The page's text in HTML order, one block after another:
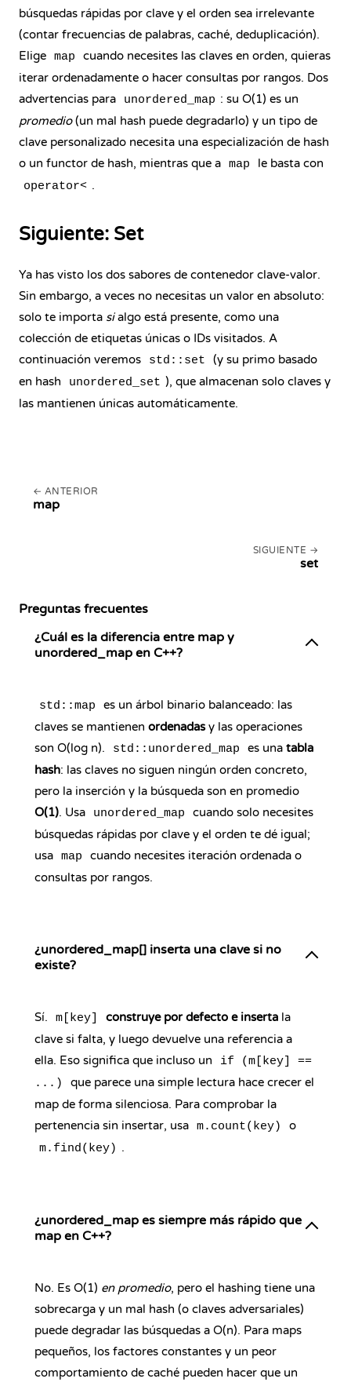
búsquedas rápidas por clave y el orden sea irrelevante
(contar frecuencias de palabras, caché, deduplicación).
Elige map
cuando necesites las claves en orden, quieras
iterar ordenadamente o hacer consultas por rangos. Dos
advertencias para
unordered_map : su O(1) es un
promedio(un mal hash puede degradarlo) y un tipo de
clave personalizado necesita una especialización de hash
o un functor de hash, mientras que a map le basta con
operator< .
Siguiente: Set
Ya has visto los dos sabores de contenedor clave-valor.
Sin embargo, a veces no necesitas un valor en absoluto:
solo te importa sialgo está presente, como una
colección de etiquetas únicas o IDs visitados. A
continuación veremos
std::set
(y su primo basado
en hash
unordered_set ), que almacenan solo claves y
las mantienen únicas automáticamente.
ANTERIOR
map
SIGUIENTE
set
Preguntas frecuentes
¿Cuál es la diferencia entre map y
unordered_map en C++?
std::map
es un árbol binario balanceado: las
claves se mantienen ordenadasy las operaciones
son O(log n).
std::unordered_map es una tabla
hash: las claves no siguen ningún orden concreto,
pero la inserción y la búsqueda son en promedio
O(1). Usa unordered_map
cuando solo necesites
búsquedas rápidas por clave y el orden te dé igual;
usa map
cuando necesites iteración ordenada o
consultas por rangos.
¿unordered_map[] inserta una clave si no
existe?
Sí. m[key] construye por defecto e inserta la
clave si falta, y luego devuelve una referencia a
ella. Eso significa que incluso un
if (m[key] ==
...)
que parece una simple lectura hace crecer el
map de forma silenciosa. Para comprobar la
pertenencia sin insertar, usa m.count(key) o
m.find(key) .
¿unordered_map es siempre más rápido que
map en C++?
No. Es O(1) en promedio, pero el hashing tiene una
sobrecarga y un mal hash (o claves adversariales)
puede degradar las búsquedas a O(n). Para maps
pequeños, los factores constantes y un peor
comportamiento de caché pueden hacer que un